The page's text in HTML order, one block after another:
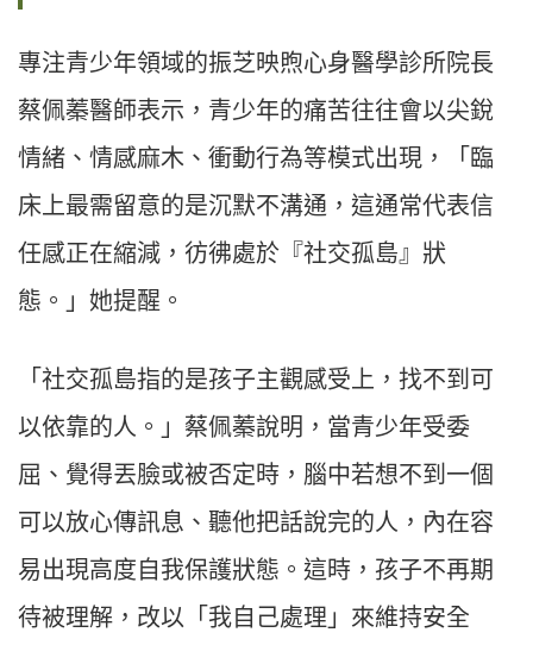
專注青少年領域的振芝映煦心身醫學診所院長
蔡佩蓁醫師表示，青少年的痛苦往往會以尖銳
情緒、情感麻木、衝動行為等模式出現，「臨
床上最需留意的是沉默不溝通，這通常代表信
任感正在縮減，彷彿處於『社交孤島』狀
態。」她提醒。
「社交孤島指的是孩子主觀感受上，找不到可
以依靠的人。」蔡佩蓁說明，當青少年受委
屈、覺得丟臉或被否定時，腦中若想不到一個
可以放心傳訊息、聽他把話說完的人，內在容
易出現高度自我保護狀態。這時，孩子不再期
待被理解，改以「我自己處理」來維持安全